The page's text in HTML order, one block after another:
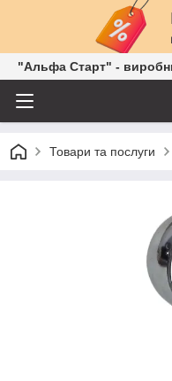
"Альфа Старт" -
Товари та послуги